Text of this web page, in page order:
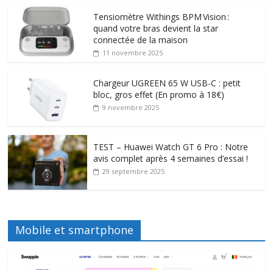
Tensiomètre Withings BPM Vision :
quand votre bras devient la star
connectée de la maison
11 novembre 2025
Chargeur UGREEN 65 W USB-C : petit
bloc, gros effet (En promo à 18€)
9 novembre 2025
TEST – Huawei Watch GT 6 Pro : Notre
avis complet après 4 semaines d’essai !
29 septembre 2025
Mobile et smartphone